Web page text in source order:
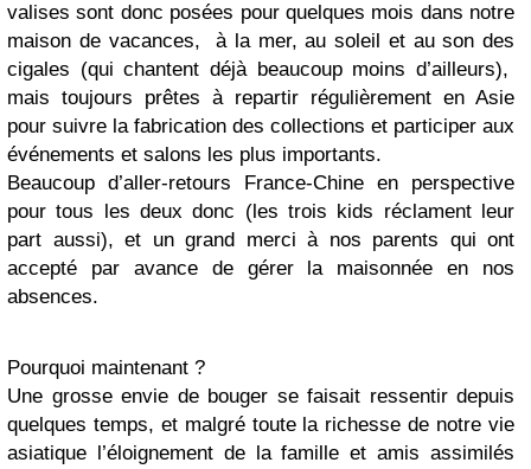
valises sont donc posées pour quelques mois dans notre
maison de vacances, à la mer, au soleil et au son des
cigales (qui chantent déjà beaucoup moins d’ailleurs),
mais toujours prêtes à repartir régulièrement en Asie
pour suivre la fabrication des collections et participer aux
événements et salons les plus importants.
Beaucoup d’aller-retours France-Chine en perspective
pour tous les deux donc (les trois kids réclament leur
part aussi), et un grand merci à nos parents qui ont
accepté par avance de gérer la maisonnée en nos
absences.
Pourquoi maintenant ?
Une grosse envie de bouger se faisait ressentir depuis
quelques temps, et malgré toute la richesse de notre vie
asiatique l’éloignement de la famille et amis assimilés